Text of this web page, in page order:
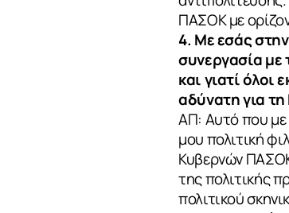
ΠΑΣΟΚ με
4. Με εσάς
συνεργασία με
και γιατί
αδύνατη για
ΑΠ: Αυτό που με
μου πολιτική
Κυβερνών
της πολιτικής
πολιτικού